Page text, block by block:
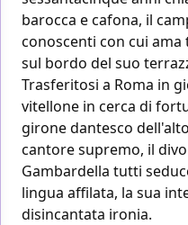
barocca e cafona, il
conoscenti con cui
sul bordo del suo
Trasferitosi a Roma in
vitellone in cerca di
girone dantesco
cantore supremo, il
Gambardella tutti
lingua affilata, la sua
disincantata ironia.